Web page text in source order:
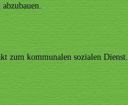
zum kommunalen sozialen Dienst.